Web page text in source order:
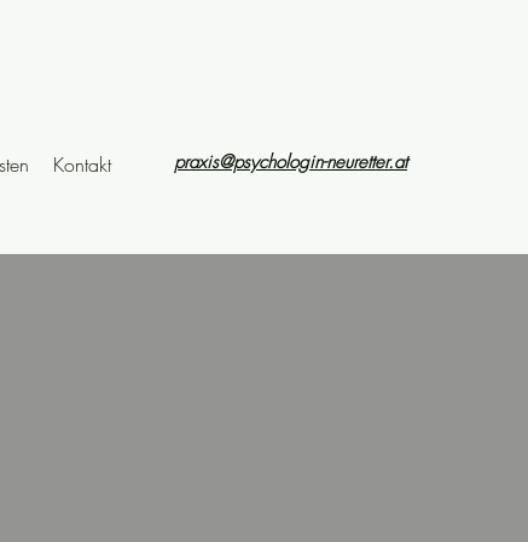
Kontakt praxis@psychologin-neuretter.at